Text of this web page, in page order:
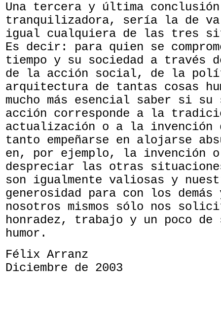
Una tercera y última
tranquilizadora, sería la de
igual cualquiera de las tres
Es decir: para quien se
tiempo y su sociedad a través
de la acción social, de la
arquitectura de tantas cosas
mucho más esencial saber si su
acción corresponde a la
actualización o a la invención
tanto empeñarse en alojarse
en, por ejemplo, la invención
despreciar las otras
son igualmente valiosas y
generosidad para con los demás
nosotros mismos sólo nos
honradez, trabajo y un poco
humor.
Félix Arranz
Diciembre de 2003